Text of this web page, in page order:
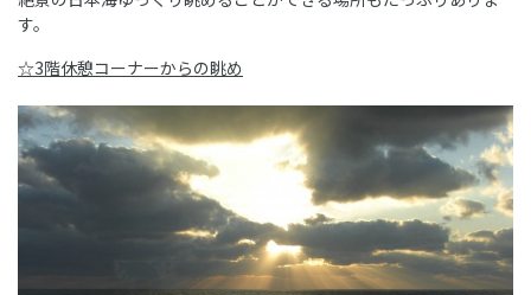
す。
☆3階休憩コーナーからの眺め